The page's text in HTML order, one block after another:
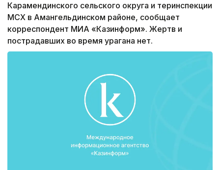
Карамендинского сельского округа и теринспекции
МСХ в Амангельдинском районе, сообщает
корреспондент МИА «Казинформ». Жертв и
пострадавших во время урагана нет.